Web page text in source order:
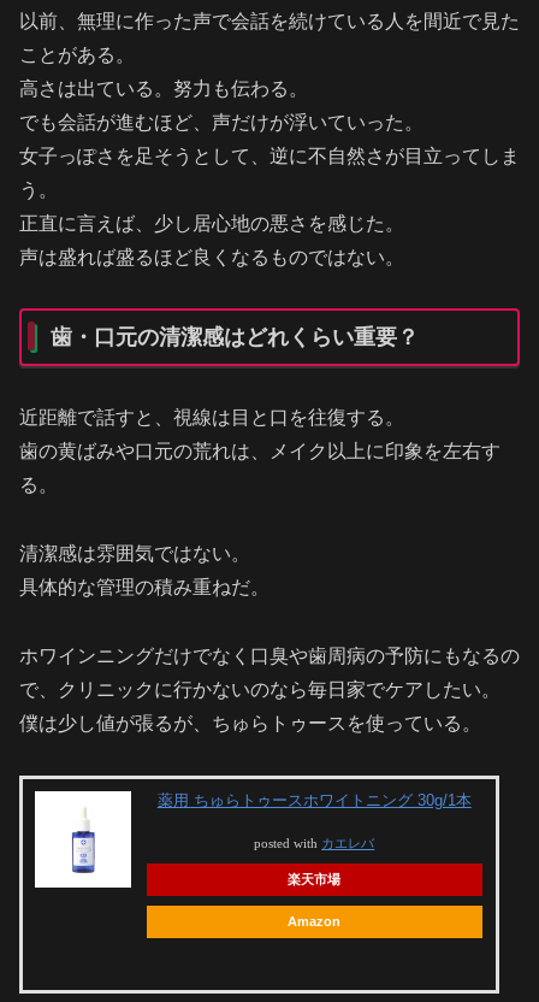
以前、無理に作った声で会話を続けている人を間近で見た
ことがある。
高さは出ている。努力も伝わる。
でも会話が進むほど、声だけが浮いていった。
女子っぽさを足そうとして、逆に不自然さが目立ってしま
う。
正直に言えば、少し居心地の悪さを感じた。
声は盛れば盛るほど良くなるものではない。
歯・口元の清潔感はどれくらい重要？
近距離で話すと、視線は目と口を往復する。
歯の黄ばみや口元の荒れは、メイク以上に印象を左右す
る。
清潔感は雰囲気ではない。
具体的な管理の積み重ねだ。
ホワインニングだけでなく口臭や歯周病の予防にもなるの
で、クリニックに行かないのなら毎日家でケアしたい。
僕は少し値が張るが、ちゅらトゥースを使っている。
薬用 ちゅらトゥースホワイトニング 30g/1本
posted with カエレバ
楽天市場
Amazon